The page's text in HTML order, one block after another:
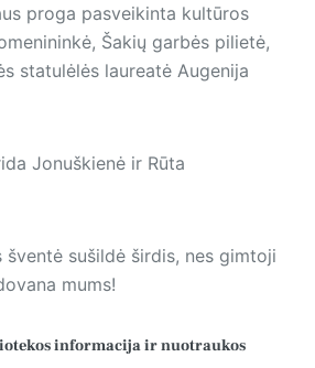
proga pasveikinta kultūros
Šakių garbės pilietė,
statulėlės laureatė Augenija
Jonuškienė ir Rūta
sušildė širdis, nes gimtoji
mums!
informacija ir nuotraukos